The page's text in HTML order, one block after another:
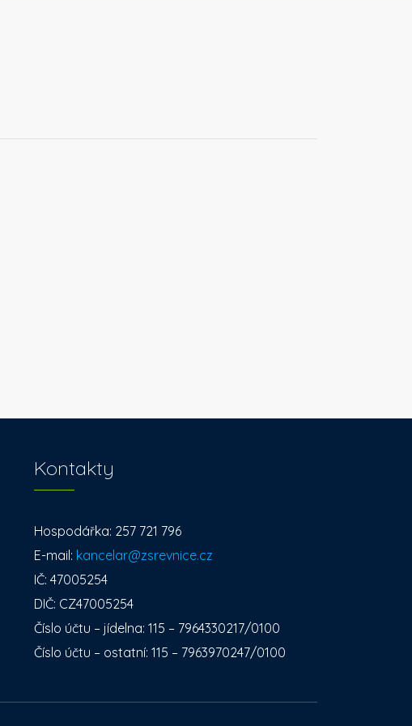
Kontakty
Hospodářka: 257 721 796
E-mail: kancelar@zsrevnice.cz
IČ: 47005254
DIČ: CZ47005254
Číslo účtu – jídelna: 115 – 7964330217/0100
Číslo účtu – ostatní: 115 – 7963970247/0100